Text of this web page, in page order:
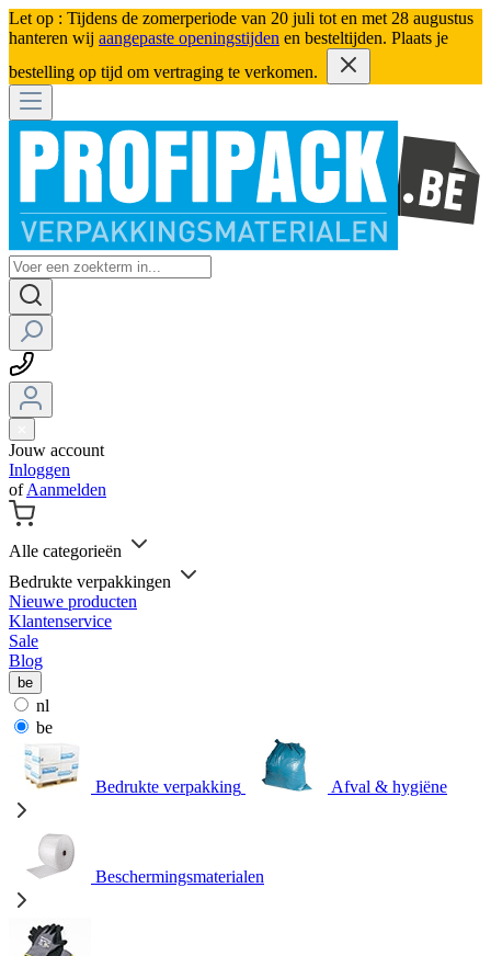
Let op : Tijdens de zomerperiode van 20 juli tot en met 28 augustus
hanteren wij aangepaste openingstijden en besteltijden. Plaats je
bestelling op tijd om vertraging te verkomen.
Jouw account
Inloggen
ofAanmelden
Alle categorieën
Bedrukte verpakkingen
Nieuwe producten
Klantenservice
Sale
Blog
be
nl
be
Bedrukte verpakking Afval & hygiëne
Beschermingsmaterialen